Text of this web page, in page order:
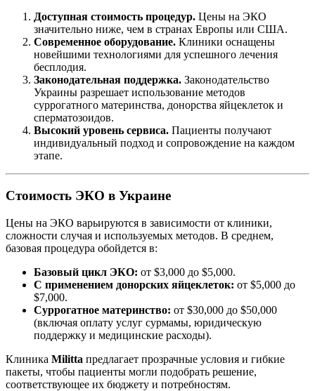
Доступная стоимость процедур. Цены на ЭКО
значительно ниже, чем в странах Европы или США.
Современное оборудование. Клиники оснащены
новейшими технологиями для успешного лечения
бесплодия.
Законодательная поддержка. Законодательство
Украины разрешает использование методов
суррогатного материнства, донорства яйцеклеток и
сперматозоидов.
Высокий уровень сервиса. Пациенты получают
индивидуальный подход и сопровождение на каждом
этапе.
Стоимость ЭКО в Украине
Цены на ЭКО варьируются в зависимости от клиники,
сложности случая и используемых методов. В среднем,
базовая процедура обойдется в:
Базовый цикл ЭКО: от $3,000 до $5,000.
С применением донорских яйцеклеток: от $5,000 до
$7,000.
Суррогатное материнство: от $30,000 до $50,000
(включая оплату услуг сурмамы, юридическую
поддержку и медицинские расходы).
Клиника Militta предлагает прозрачные условия и гибкие
пакеты, чтобы пациенты могли подобрать решение,
соответствующее их бюджету и потребностям.